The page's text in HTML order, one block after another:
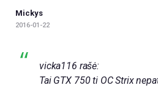
Mickys
2016-01-22
vicka116 rašė:
Tai GTX 750 ti OC Strix